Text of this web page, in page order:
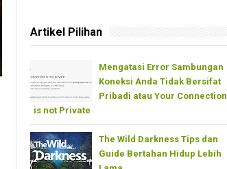
Artikel Pilihan
Mengatasi Error Sambungan
Koneksi Anda Tidak Bersifat
Pribadi atau Your Connection
is not Private
The Wild Darkness Tips dan
Guide Bertahan Hidup Lebih